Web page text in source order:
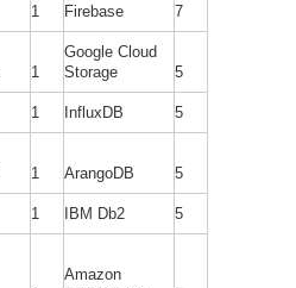
1 Firebase 7
1
Google Cloud
Storage
5
1 InfluxDB 5
1 ArangoDB 5
1 IBM Db2 5
Amazon